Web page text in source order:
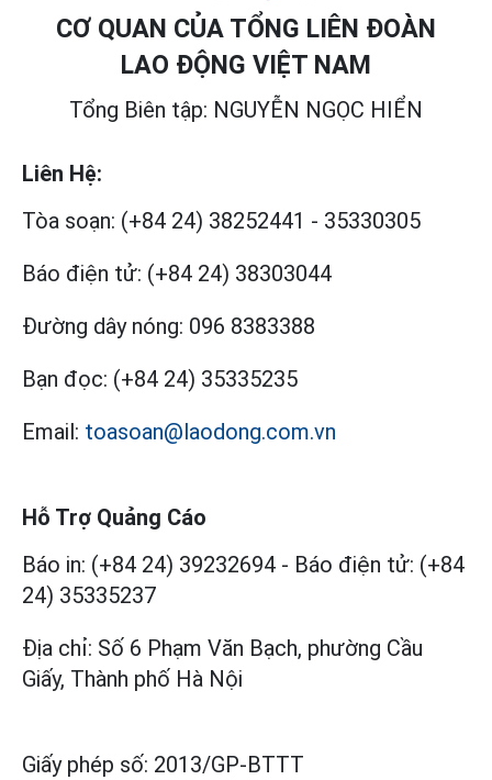
CƠ QUAN CỦA TỔNG LIÊN ĐOÀN
LAO ĐỘNG VIỆT NAM
Tổng Biên tập: NGUYỄN NGỌC HIỂN
Liên Hệ:
Tòa soạn: (+84 24) 38252441 - 35330305
Báo điện tử: (+84 24) 38303044
Đường dây nóng: 096 8383388
Bạn đọc: (+84 24) 35335235
Email: toasoan@laodong.com.vn
Hỗ Trợ Quảng Cáo
Báo in: (+84 24) 39232694 - Báo điện tử: (+84
24) 35335237
Địa chỉ: Số 6 Phạm Văn Bạch, phường Cầu
Giấy, Thành phố Hà Nội
Giấy phép số: 2013/GP-BTTT